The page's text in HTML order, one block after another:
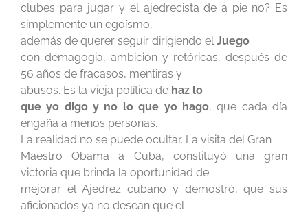
clubes para jugar y el ajedrecista de a pie no? Es
simplemente un egoísmo,
además de querer seguir dirigiendo elJuego
con demagogia, ambición y retóricas, después de
56 años de fracasos, mentiras y
abusos. Es la vieja política de haz lo
que yo digo y no lo que yo hago, que cada día
engaña a menos personas.
La realidad no se puede ocultar. La visita del Gran
Maestro Obama a Cuba, constituyó una gran
victoria que brinda la oportunidad de
mejorar el Ajedrez cubano y demostró, que sus
aficionados ya no desean que el